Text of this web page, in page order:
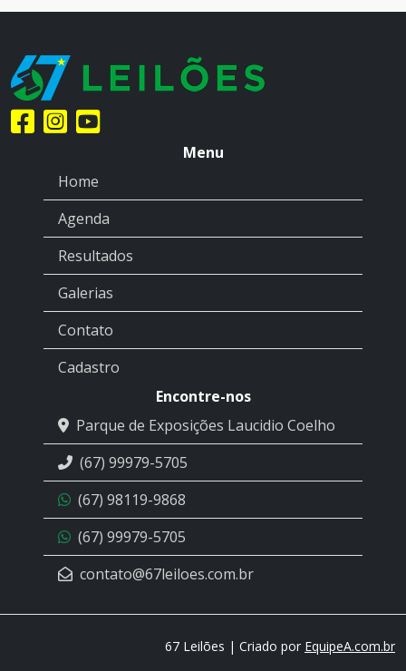
Menu
Home
Agenda
Resultados
Galerias
Contato
Cadastro
Encontre-nos
Parque de Exposições Laucidio Coelho
(67) 99979-5705
(67) 98119-9868
(67) 99979-5705
contato@67leiloes.com.br
67 Leilões | Criado por EquipeA.com.br